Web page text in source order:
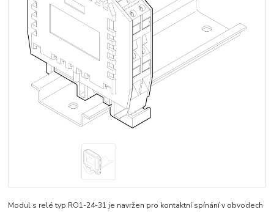
Modul s relé typ RO1-24-31 je navržen pro kontaktní spínání v obvodech